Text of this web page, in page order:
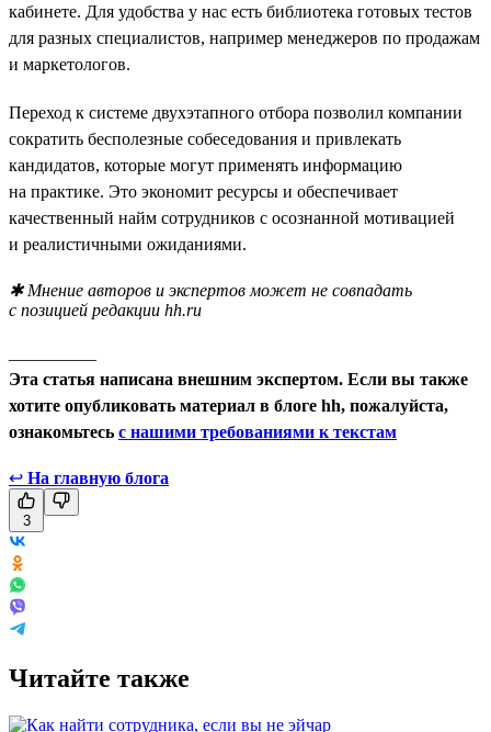
кабинете. Для удобства у нас есть библиотека готовых тестов
для разных специалистов, например менеджеров по продажам
и маркетологов.
Переход к системе двухэтапного отбора позволил компании
сократить бесполезные собеседования и привлекать
кандидатов, которые могут применять информацию
на практике. Это экономит ресурсы и обеспечивает
качественный найм сотрудников с осознанной мотивацией
и реалистичными ожиданиями.
✱ Мнение авторов и экспертов может не совпадать
с позицией редакции hh.ru
Эта статья написана внешним экспертом. Если вы также
хотите опубликовать материал в блоге hh, пожалуйста,
ознакомьтесь с нашими требованиями к текстам
↩ На главную блога
3
Читайте также